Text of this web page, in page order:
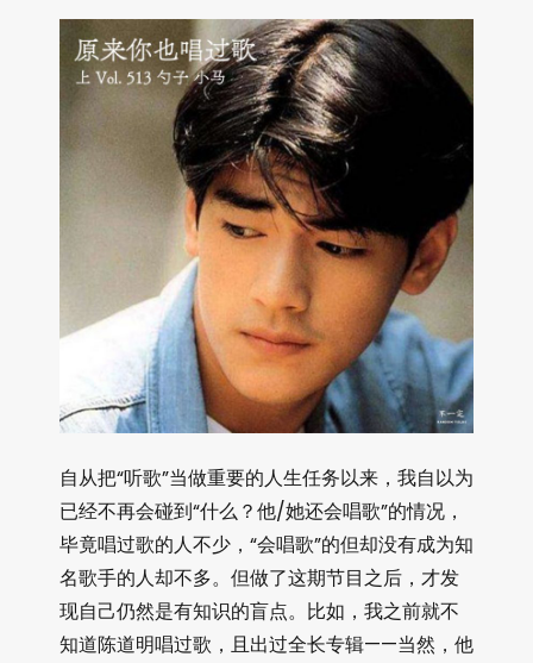
自从把“听歌”当做重要的人生任务以来，我自以为
已经不再会碰到“什么？他/她还会唱歌”的情况，
毕竟唱过歌的人不少，“会唱歌”的但却没有成为知
名歌手的人却不多。但做了这期节目之后，才发
现自己仍然是有知识的盲点。比如，我之前就不
知道陈道明唱过歌，且出过全长专辑——当然，他